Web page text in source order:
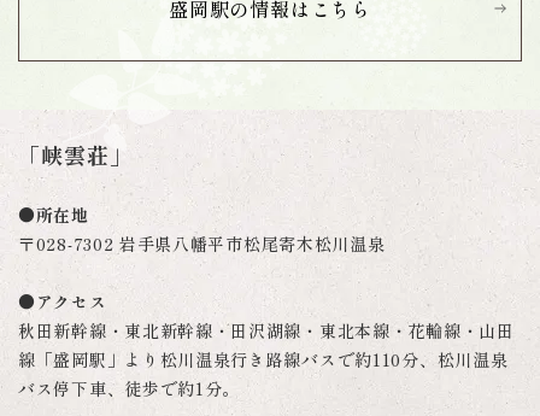
盛岡駅の情報は こちら
「峡雲荘」
●所在地
〒028-7302 岩手県八幡平市松尾寄木松川温泉
●アクセス
秋田新幹線・東北新幹線・田沢湖線・東北本線・花輪線・山田
線「盛岡駅」より松川温泉行き路線バスで約110分、松川温泉
バス停下車、徒歩で約1分。